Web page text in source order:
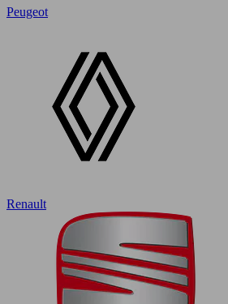
Peugeot
Renault